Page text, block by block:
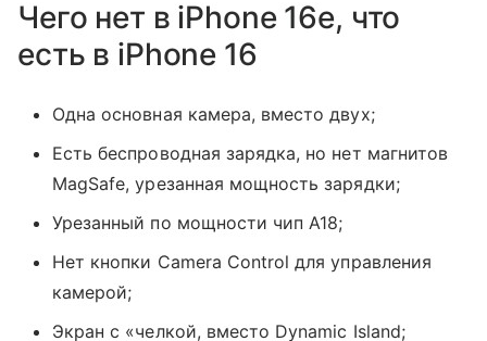
Чего нет в iPhone 16e, что
есть в iPhone 16
Одна основная камера, вместо двух;
Есть беспроводная зарядка, но нет магнитов
MagSafe, урезанная мощность зарядки;
Урезанный по мощности чип A18;
Нет кнопки Camera Control для управления
камерой;
Экран с «челкой, вместо Dynamic Island;